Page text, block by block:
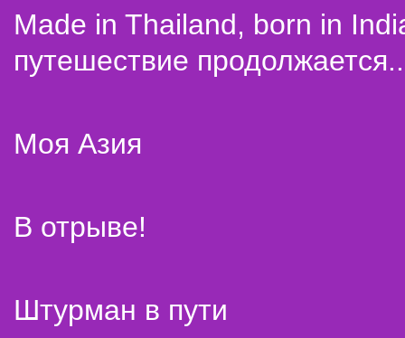
Made in Thailand, born in
путешествие
Моя Азия
В отрыве!
Штурман в пути